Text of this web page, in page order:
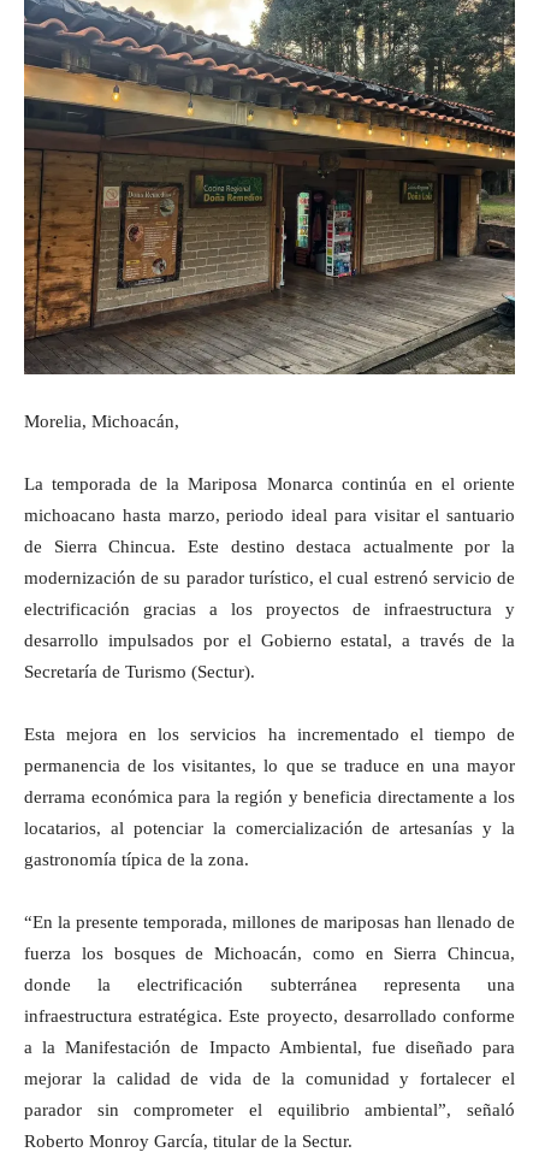
Morelia, Michoacán,
La temporada de la Mariposa Monarca continúa en el oriente
michoacano hasta marzo, periodo ideal para visitar el santuario
de Sierra Chincua. Este destino destaca actualmente por la
modernización de su parador turístico, el cual estrenó servicio de
electrificación gracias a los proyectos de infraestructura y
desarrollo impulsados por el Gobierno estatal, a través de la
Secretaría de Turismo (Sectur).
Esta mejora en los servicios ha incrementado el tiempo de
permanencia de los visitantes, lo que se traduce en una mayor
derrama económica para la región y beneficia directamente a los
locatarios, al potenciar la comercialización de artesanías y la
gastronomía típica de la zona.
“En la presente temporada, millones de mariposas han llenado de
fuerza los bosques de Michoacán, como en Sierra Chincua,
donde la electrificación subterránea representa una
infraestructura estratégica. Este proyecto, desarrollado conforme
a la Manifestación de Impacto Ambiental, fue diseñado para
mejorar la calidad de vida de la comunidad y fortalecer el
parador sin comprometer el equilibrio ambiental”, señaló
Roberto Monroy García, titular de la Sectur.